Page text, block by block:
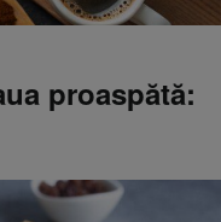
proaspătă: